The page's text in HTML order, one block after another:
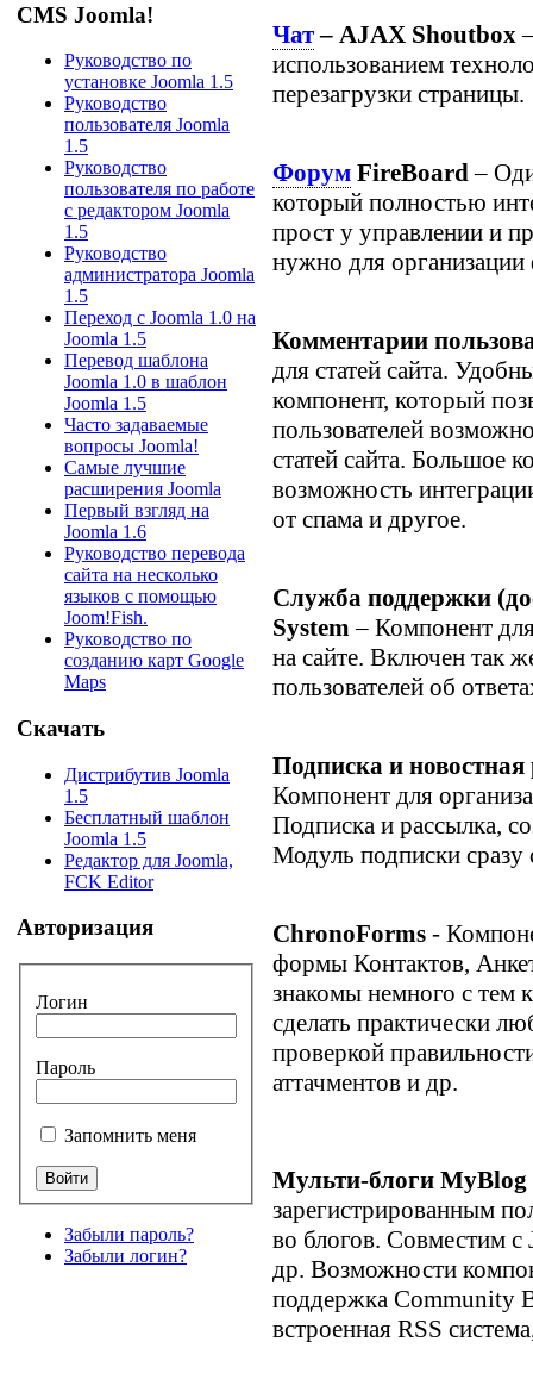
CMS Joomla!
Руководство по
установке Joomla 1.5
Руководство
пользователя Joomla
1.5
Руководство
пользователя по работе
с редактором Joomla
1.5
Руководство
администратора Joomla
1.5
Переход с Joomla 1.0 на
Joomla 1.5
Перевод шаблона
Joomla 1.0 в шаблон
Joomla 1.5
Часто задаваемые
вопросы Joomla!
Самые лучшие
расширения Joomla
Первый взгляд на
Joomla 1.6
Руководство перевода
сайта на несколько
языков с помощью
Joom!Fish.
Руководство по
созданию карт Google
Maps
Скачать
Дистрибутив Joomla
1.5
Бесплатный шаблон
Joomla 1.5
Редактор для Joomla,
FCK Editor
Авторизация
Логин
Пароль
Запомнить меня
Забыли пароль?
Забыли логин?
Чат– AJAX Shoutbox
использованием
перезагрузки страницы.
Форум FireBoard–
который полностью
прост у управлении и
нужно для организации
Комментарии
для статей сайта.
компонент, который
пользователей
статей сайта. Большое
возможность
от спама и другое.
Служба поддержки
System– Компонент
на сайте. Включен так
пользователей об
Подписка и
Компонент для
Подписка и рассылка,
Модуль подписки сразу
ChronoForms -
формы Контактов,
знакомы немного с тем
сделать практически
проверкой
аттачментов и др.
Мульти-блоги MyBlog
зарегистрированным
во блогов. Совместим
др. Возможности
поддержка Community
встроенная RSS